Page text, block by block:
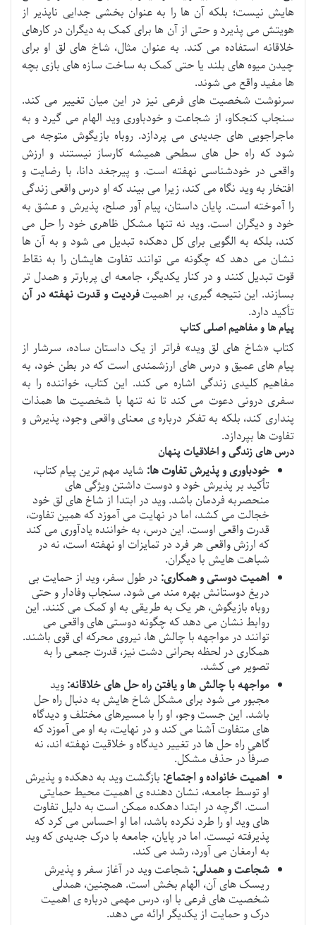
هایش نیست؛ بلکه آن ها را به عنوان بخشی جدایی ناپذیر از
هویتش می پذیرد و حتی از آن ها برای کمک به دیگران در کارهای
خلاقانه استفاده می کند. به عنوان مثال، شاخ های لق او برای
چیدن میوه های بلند یا حتی کمک به ساخت سازه های بازی بچه
ها مفید واقع می شوند.
سرنوشت شخصیت های فرعی نیز در این میان تغییر می کند.
سنجاب کنجکاو، از شجاعت و خودباوری وید الهام می گیرد و به
ماجراجویی های جدیدی می پردازد. روباه بازیگوش متوجه می
شود که راه حل های سطحی همیشه کارساز نیستند و ارزش
واقعی در خودشناسی نهفته است. و پیرجغد دانا، با رضایت و
افتخار به وید نگاه می کند، زیرا می بیند که او درس واقعی زندگی
را آموخته است. پایان داستان، پیام آور صلح، پذیرش و عشق به
خود و دیگران است. وید نه تنها مشکل ظاهری خود را حل می
کند، بلکه به الگویی برای کل دهکده تبدیل می شود و به آن ها
نشان می دهد که چگونه می توانند تفاوت هایشان را به نقاط
قوت تبدیل کنند و در کنار یکدیگر، جامعه ای پربارتر و همدل تر
بسازند. این نتیجه گیری، بر اهمیتفردیت و قدرت نهفته در آن
تأکید دارد.
پیام ها و مفاهیم اصلی کتاب
کتاب «شاخ های لق وید» فراتر از یک داستان ساده، سرشار از
پیام های عمیق و درس های ارزشمندی است که در بطن خود، به
مفاهیم کلیدی زندگی اشاره می کند. این کتاب، خواننده را به
سفری درونی دعوت می کند تا نه تنها با شخصیت ها همذات
پنداری کند، بلکه به تفکر درباره ی معنای واقعی وجود، پذیرش و
تفاوت ها بپردازد.
درس های زندگی و اخلاقیات پنهان
خودباوری و پذیرش تفاوت ها: شاید مهم ترین پیام کتاب،
تأکید بر پذیرش خود و دوست داشتن ویژگی های
منحصربه فردمان باشد. وید در ابتدا از شاخ های لق خود
خجالت می کشد، اما در نهایت می آموزد که همین تفاوت،
قدرت واقعی اوست. این درس، به خواننده یادآوری می کند
که ارزش واقعی هر فرد در تمایزات او نهفته است، نه در
شباهت هایش با دیگران.
اهمیت دوستی و همکاری: در طول سفر، وید از حمایت بی
دریغ دوستانش بهره مند می شود. سنجاب وفادار و حتی
روباه بازیگوش، هر یک به طریقی به او کمک می کنند. این
روابط نشان می دهد که چگونه دوستی های واقعی می
توانند در مواجهه با چالش ها، نیروی محرکه ای قوی باشند.
همکاری در لحظه بحرانی دشت نیز، قدرت جمعی را به
تصویر می کشد.
مواجهه با چالش ها و یافتن راه حل های خلاقانه:وید
مجبور می شود برای مشکل شاخ هایش به دنبال راه حل
باشد. این جست وجو، او را با مسیرهای مختلف و دیدگاه
های متفاوت آشنا می کند و در نهایت، به او می آموزد که
گاهی راه حل ها در تغییر دیدگاه و خلاقیت نهفته اند، نه
صرفاً در حذف مشکل.
اهمیت خانواده و اجتماع: بازگشت وید به دهکده و پذیرش
او توسط جامعه، نشان دهنده ی اهمیت محیط حمایتی
است. اگرچه در ابتدا دهکده ممکن است به دلیل تفاوت
های وید او را طرد نکرده باشد، اما او احساس می کرد که
پذیرفته نیست. اما در پایان، جامعه با درک جدیدی که وید
به ارمغان می آورد، رشد می کند.
شجاعت و همدلی: شجاعت وید در آغاز سفر و پذیرش
ریسک های آن، الهام بخش است. همچنین، همدلی
شخصیت های فرعی با او، درس مهمی درباره ی اهمیت
درک و حمایت از یکدیگر ارائه می دهد.